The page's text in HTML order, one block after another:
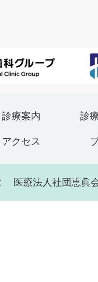
診療案内 診
アクセス
医療法人社団恵眞